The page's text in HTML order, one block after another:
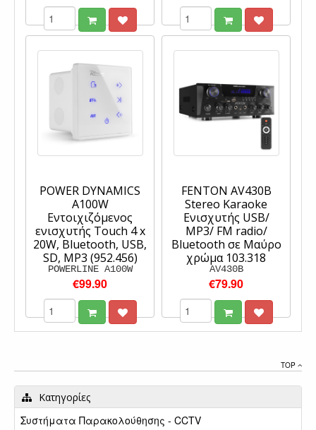
POWER DYNAMICS
A100W
Εντοιχιζόμενος
ενισχυτής Touch 4 x
20W, Bluetooth, USB,
SD, MP3 (952.456)
POWERLINE A100W
€99.90
FENTON AV430B
Stereo Karaoke
Ενισχυτής USB/
MP3/ FM radio/
Bluetooth σε Μαύρο
χρώμα 103.318
AV430B
€79.90
TOP
Κατηγορίες
Συστήματα Παρακολούθησης - CCTV